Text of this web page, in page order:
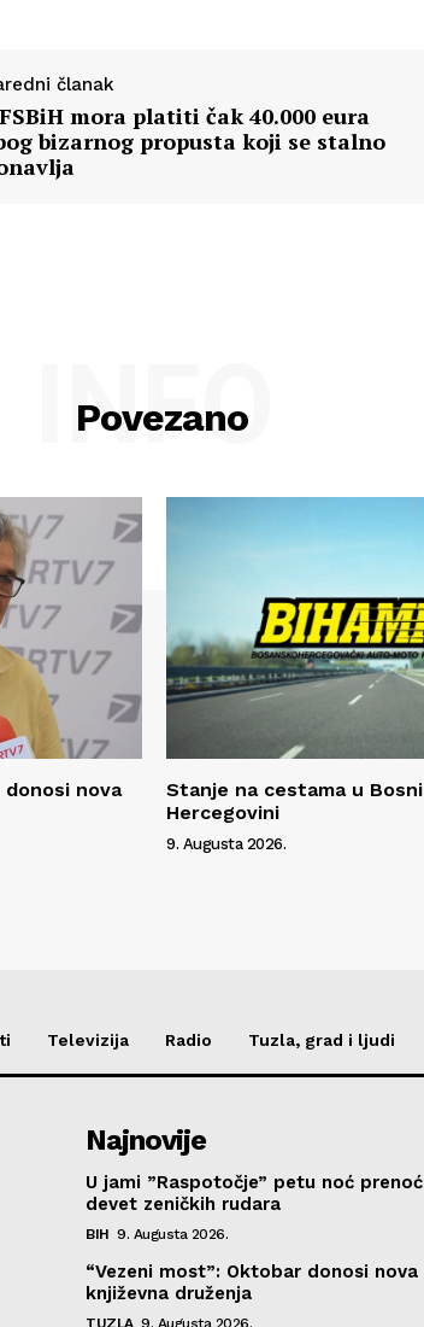
članak
mora platiti čak 40.000 eura
bizarnog propusta koji se stalno
Povezano
INFO
donosi nova
Stanje na cestama u
Hercegovini
9. Augusta 2026.
Televizija Radio Tuzla, grad i ljudi
Najnovije
U jami ”Raspotočje” petu noć
devet zeničkih rudara
BIH 9. Augusta 2026.
“Vezeni most”: Oktobar donosi nova
književna druženja
TUZLA 9. Augusta 2026.